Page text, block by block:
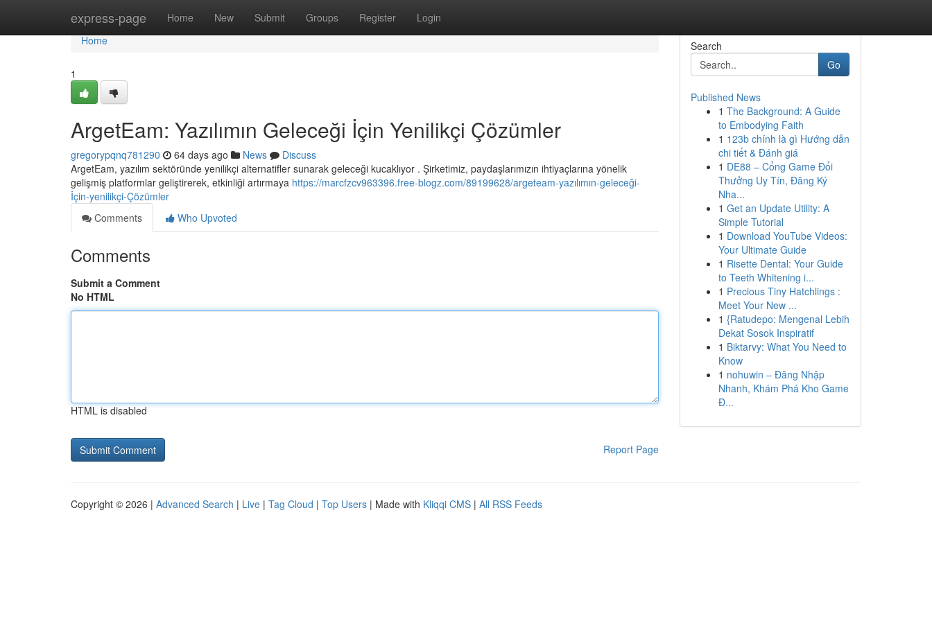
express-page Home New Submit Groups Register Login
Home
Home
1
ArgetEam: Yazılımın Geleceği İçin Yenilikçi Çözümler
gregorypqnq781290 64 days ago News
Discuss
ArgetEam, yazılım sektöründe yenilikçi alternatifler sunarak geleceği kucaklıyor . Şirketimiz, paydaşlarımızın ihtiyaçlarına yönelik
gelişmiş platformlar geliştirerek, etkinliği artırmaya https://marcfzcv963396.free-blogz.com/89199628/argeteam-yazılımın-geleceği-
İçin-yenilikçi-Çözümler
Comments
Who Upvoted
Comments
Submit a Comment
No HTML
HTML is disabled
Report Page
Search
Go
Published News
1 The Background: A Guide
to Embodying Faith
1 123b chính là gì Hướng dẫn
chi tiết & Đánh giá
1 DE88 – Cổng Game Đổi
Thưởng Uy Tín, Đăng Ký
Nha...
1 Get an Update Utility: A
Simple Tutorial
1 Download YouTube Videos:
Your Ultimate Guide
1 Risette Dental: Your Guide
to Teeth Whitening i...
1 Precious Tiny Hatchlings :
Meet Your New ...
1 {Ratudepo: Mengenal Lebih
Dekat Sosok Inspiratif
1 Biktarvy: What You Need to
Know
1 nohuwin – Đăng Nhập
Nhanh, Khám Phá Kho Game
Đ...
Copyright © 2026 | Advanced Search | Live | Tag Cloud | Top Users | Made with Kliqqi CMS | All RSS Feeds